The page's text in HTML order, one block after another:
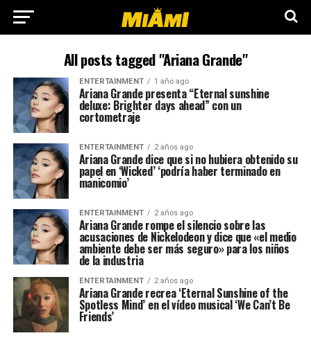
All posts tagged "Ariana Grande"
ENTERTAINMENT 1 año ago
Ariana Grande presenta “Eternal sunshine
deluxe: Brighter days ahead” con un
cortometraje
ENTERTAINMENT 2 años ago
Ariana Grande dice que si no hubiera obtenido su
papel en ‘Wicked’ ‘podría haber terminado en
manicomio’
ENTERTAINMENT 2 años ago
Ariana Grande rompe el silencio sobre las
acusaciones de Nickelodeon y dice que «el medio
ambiente debe ser más seguro» para los niños
de la industria
ENTERTAINMENT 2 años ago
Ariana Grande recrea ‘Eternal Sunshine of the
Spotless Mind’ en el vídeo musical ‘We Can’t Be
Friends’